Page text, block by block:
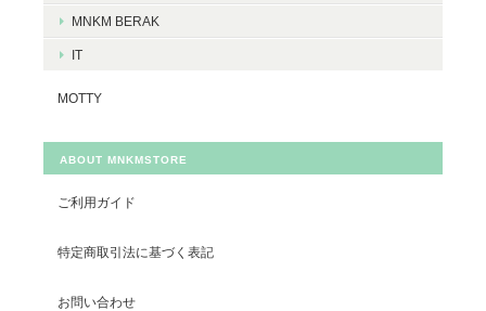
MNKM BERAK
IT
MOTTY
ABOUT MNKMSTORE
ご利用ガイド
特定商取引法に基づく表記
お問い合わせ